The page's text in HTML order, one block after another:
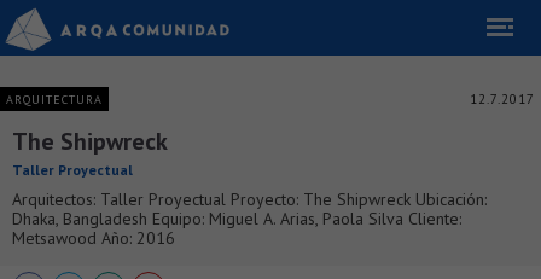
ARQUITECTURA 12.7.2017
The Shipwreck
Taller Proyectual
Arquitectos: Taller Proyectual Proyecto: The Shipwreck Ubicación:
Dhaka, Bangladesh Equipo: Miguel A. Arias, Paola Silva Cliente:
Metsawood Año: 2016